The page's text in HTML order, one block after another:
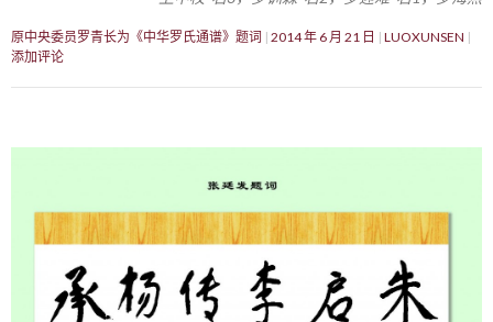
原中央委员罗青长为《中华罗氏通谱》题词 2014 年 6 月 21 日
LUOXUNSEN
添加评论